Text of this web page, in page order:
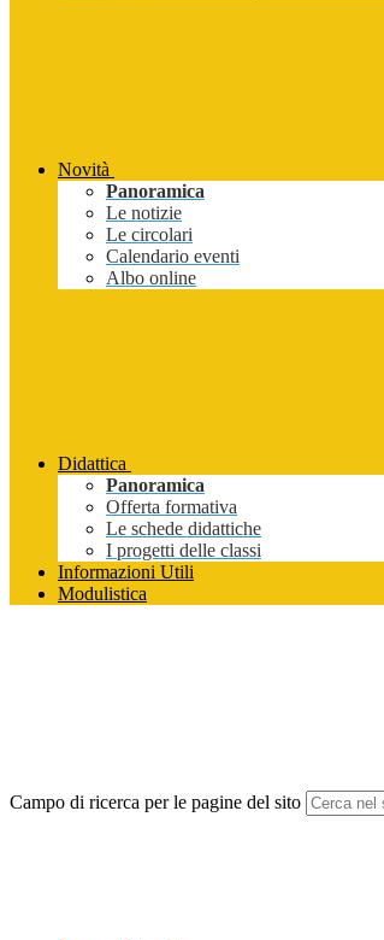
Novità
Panoramica
Le notizie
Le circolari
Calendario eventi
Albo online
Didattica
Panoramica
Offerta formativa
Le schede didattiche
I progetti delle classi
Informazioni Utili
Modulistica
Campo di ricerca per le pagine del sito